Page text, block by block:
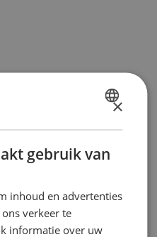
zwart
×
gebruik van
inhoud en advertenties
verkeer te
informatie over uw